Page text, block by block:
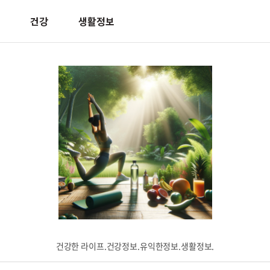
건강 생활정보
건강한 라이프.건강정보.유익한정보.생활정보.